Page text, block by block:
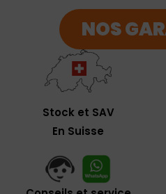
NOS
Stock et SAV
En Suisse